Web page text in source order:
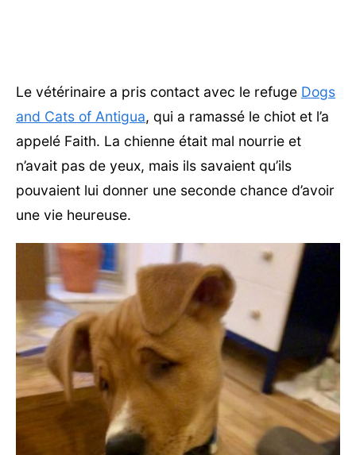
Le vétérinaire a pris contact avec le refuge Dogs
and Cats of Antigua, qui a ramassé le chiot et l’a
appelé Faith. La chienne était mal nourrie et
n’avait pas de yeux, mais ils savaient qu’ils
pouvaient lui donner une seconde chance d’avoir
une vie heureuse.